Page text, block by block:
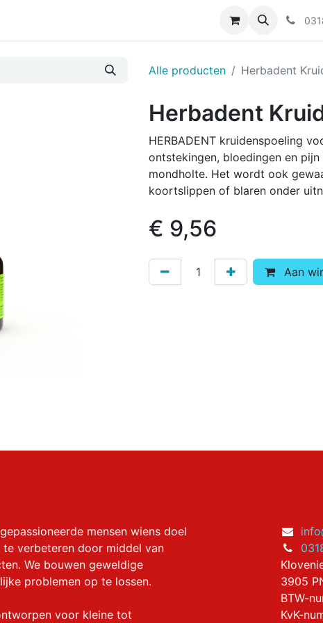
Alle producten Herbadent
Herbadent
HERBADENT kruidenspoeling
ontstekingen, bloedingen en
mondholte. Het wordt ook
koortslippen of blaren onder
€ 9,56
Aan
mensen wiens doel
verbeteren door middel van
We bouwen geweldige
problemen op te lossen.
voor kleine tot
3905
BTW-
KvK-